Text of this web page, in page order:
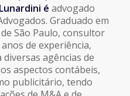
é advogado
Graduado em
São Paulo, consultor
de experiência,
agências de
aspectos contábeis,
publicitário, tendo